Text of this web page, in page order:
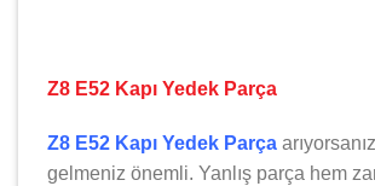
Z8 E52 Kapı Yedek Parça
Z8 E52 Kapı Yedek Parça
gelmeniz önemli. Yanlış parça hem